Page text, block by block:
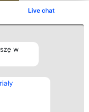
Live chat
w
Kontakt
Kontakt